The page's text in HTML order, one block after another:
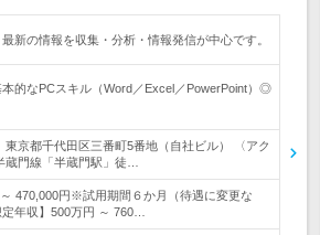
新の情報を収集・分析・情報発信が中心です。
本的なPCスキル（Word／Excel／PowerPoint）◎
東京都千代田区三番町5番地（自社ビル） 〈アク
蔵門線「半蔵門駅」徒…
470,000円※試用期間６か月（待遇に変更な
年収】500万円 ～ 760…